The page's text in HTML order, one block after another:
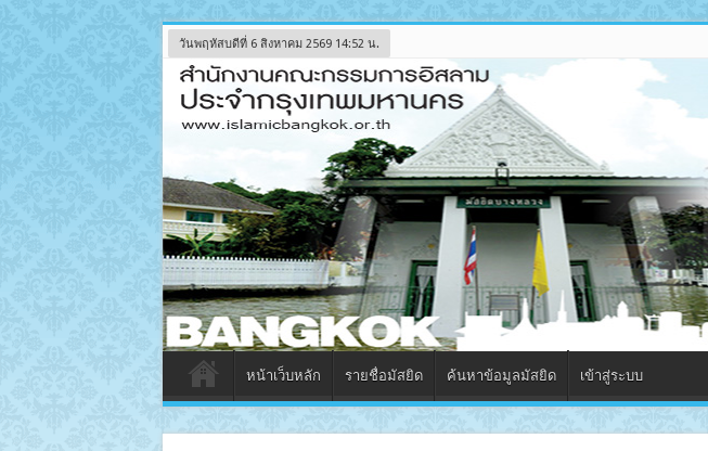
วันพฤหัสบดีที่ 6 สิงหาคม 2569 14:52 น.
หน้าเว็บหลัก รายชื่อมัสยิด ค้นหาข้อมูลมัสยิด เข้าสู่ระบบ